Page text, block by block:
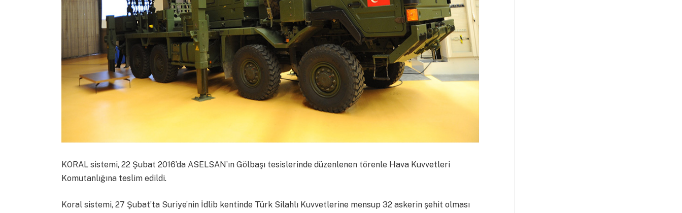
KORAL sistemi, 22 Şubat 2016’da ASELSAN’ın Gölbaşı tesislerinde düzenlenen törenle Hava Kuvvetleri
Komutanlığına teslim edildi.
Koral sistemi, 27 Şubat’ta Suriye’nin İdlib kentinde Türk Silahlı Kuvvetlerine mensup 32 askerin şehit olması